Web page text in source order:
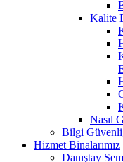
Kalite
Nasıl
Bilgi
Hizmet Binalarımız
Danıştay